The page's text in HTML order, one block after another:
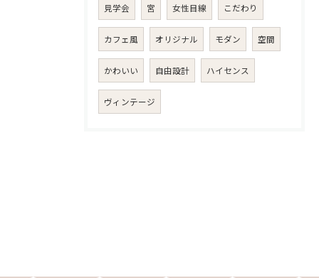
見学会 宮 女性目線 こだわり
カフェ風 オリジナル モダン 空間
かわいい 自由設計 ハイセンス
ヴィンテージ